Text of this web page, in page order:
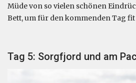
Müde von so vielen schönen
Bett, um für den kommenden Tag fit
Tag 5: Sorgfjord und am